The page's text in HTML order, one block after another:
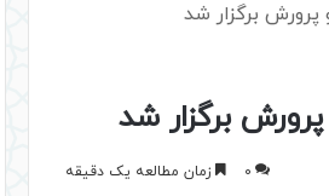
برگزار شد
برگزار شد
0 زمان مطالعه یک دقیقه